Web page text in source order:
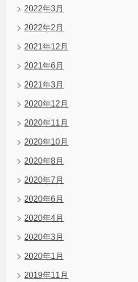
2022年3月
2022年2月
2021年12月
2021年6月
2021年3月
2020年12月
2020年11月
2020年10月
2020年8月
2020年7月
2020年6月
2020年4月
2020年3月
2020年1月
2019年11月